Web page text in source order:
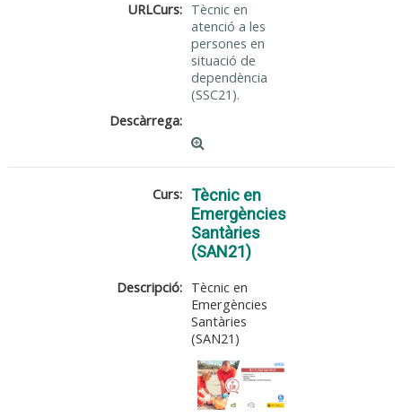
URLCurs: Tècnic en
atenció a les
persones en
situació de
dependència
(SSC21).
Descàrrega:
Curs: Tècnic en
Emergències
Santàries
(SAN21)
Descripció: Tècnic en
Emergències
Santàries
(SAN21)